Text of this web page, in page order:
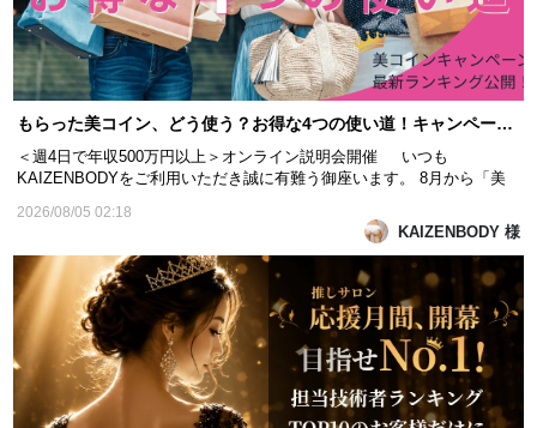
もらった美コイン、どう使う？お得な4つの使い道！キャンペーンランキング速報つき！
＜週4日で年収500万円以上＞オンライン説明会開催 いつも
KAIZENBODYをご利用いただき誠に有難う御座います。 8月から「美
入いただくと、その金額が担当技術者の「応援売上」としてランキング
に反映されます。 月末のランキングでTOP10にランクイン...
2026/08/05 02:18
KAIZENBODY 様